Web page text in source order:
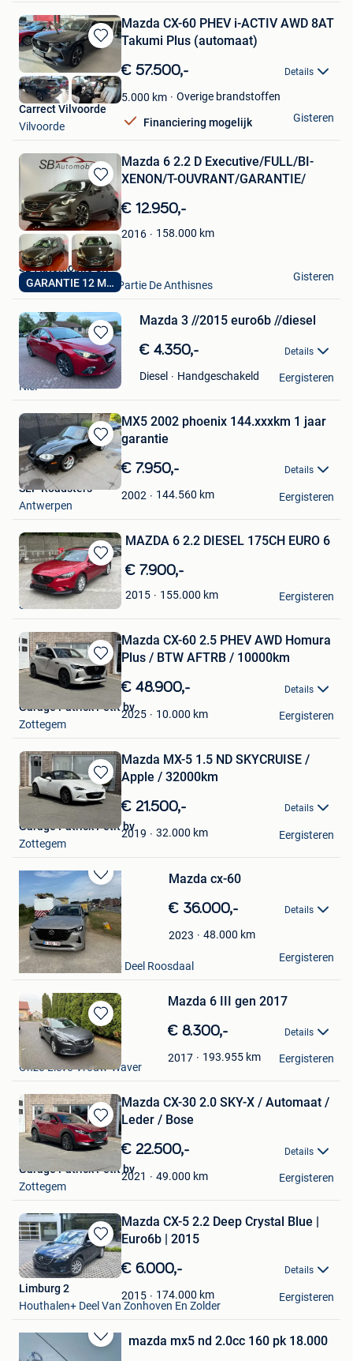
Bewaren
in
Mijn
Favorieten
Mazda CX-60 PHEV i-ACTIV AWD 8AT
Takumi Plus (automaat)
€ 57.500,- Details
5.000 km Overige brandstoffen
Financiering mogelijk
Carrect Vilvoorde
Vilvoorde
Gisteren
Bewaren
in
Mijn
Favorieten
GARANTIE 12 MOIS
Mazda 6 2.2 D Executive/FULL/BI-
XENON/T-OUVRANT/GARANTIE/
€ 12.950,-
2016 158.000 km
SB Automobile Srl
Comblain-Au-Pont+ Partie De Anthisnes
Gisteren
Bewaren
in
Mijn
Favorieten
Mazda 3 //2015 euro6b //diesel
€ 4.350,- Details
Diesel Handgeschakeld
jansens hendrik
Niel
Eergisteren
Bewaren
in
Favorieten
MX5 2002 phoenix 144.xxxkm 1 jaar
garantie
€ 7.950,- Details
2002 144.560 km
SLP Roadsters
Antwerpen
Eergisteren
Bewaren
in
Mijn
Favorieten
MAZDA 6 2.2 DIESEL 175CH EURO 6
€ 7.900,-
2015 155.000 km
H CARS
Sint-Pieters-Leeuw
Eergisteren
Bewaren
in
Favorieten
Mazda CX-60 2.5 PHEV AWD Homura
Plus / BTW AFTRB / 10000km
€ 48.900,- Details
2025 10.000 km
Garage Patrick Petit bv
Zottegem
Eergisteren
Bewaren
in
Favorieten
Mazda MX-5 1.5 ND SKYCRUISE /
Apple / 32000km
€ 21.500,- Details
2019 32.000 km
Garage Patrick Petit bv
Zottegem
Eergisteren
Bewaren
in
Mijn
Favorieten
Mazda cx-60
€ 36.000,- Details
2023 48.000 km
Maximemasse
St-Kwintens-Lennik + Deel Roosdaal
Eergisteren
Bewaren
in
Mijn
Favorieten
Mazda 6 III gen 2017
€ 8.300,- Details
2017 193.955 km
Bartek Salwin
Onze-Lieve-Vrouw-Waver
Eergisteren
Bewaren
in
Mijn
Favorieten
Mazda CX-30 2.0 SKY-X / Automaat /
Leder / Bose
€ 22.500,- Details
2021 49.000 km
Garage Patrick Petit bv
Zottegem
Eergisteren
Bewaren
in
Mijn
Favorieten
Mazda CX-5 2.2 Deep Crystal Blue |
Euro6b | 2015
€ 6.000,- Details
2015 174.000 km
Limburg 2
Houthalen+ Deel Van Zonhoven En Zolder
Eergisteren
Bewaren
mazda mx5 nd 2.0cc 160 pk 18.000